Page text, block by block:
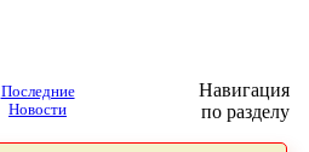
Последние
Новости
Навигация
по разделу